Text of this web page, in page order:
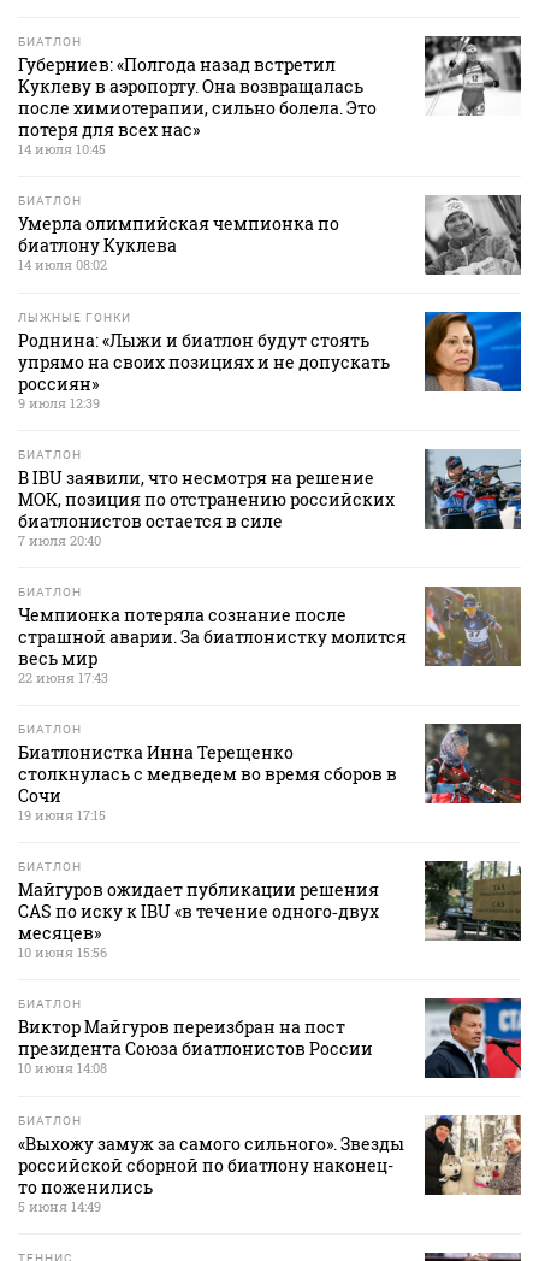
БИАТЛОН
Губерниев: «Полгода назад встретил
Куклеву в аэропорту. Она возвращалась
после химиотерапии, сильно болела. Это
потеря для всех нас»
14 июля 10:45
БИАТЛОН
Умерла олимпийская чемпионка по
биатлону Куклева
14 июля 08:02
ЛЫЖНЫЕ ГОНКИ
Роднина: «Лыжи и биатлон будут стоять
упрямо на своих позициях и не допускать
россиян»
9 июля 12:39
БИАТЛОН
В IBU заявили, что несмотря на решение
МОК, позиция по отстранению российских
биатлонистов остается в силе
7 июля 20:40
БИАТЛОН
Чемпионка потеряла сознание после
страшной аварии. За биатлонистку молится
весь мир
22 июня 17:43
БИАТЛОН
Биатлонистка Инна Терещенко
столкнулась с медведем во время сборов в
Сочи
19 июня 17:15
БИАТЛОН
Майгуров ожидает публикации решения
CAS по иску к IBU «в течение одного‑двух
месяцев»
10 июня 15:56
БИАТЛОН
Виктор Майгуров переизбран на пост
президента Союза биатлонистов России
10 июня 14:08
БИАТЛОН
«Выхожу замуж за самого сильного». Звезды
российской сборной по биатлону наконец-
то поженились
5 июня 14:49
ТЕННИС